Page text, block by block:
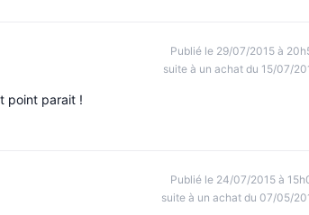
Publié le 29/07/2015 à
suite à un achat du 15/07/
point parait !
Publié le 24/07/2015 à
suite à un achat du 07/05/